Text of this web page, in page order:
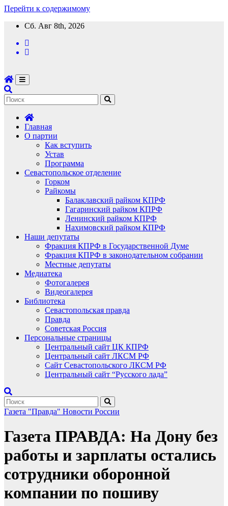
Перейти к содержимому
Сб. Авг 8th, 2026
Главная
О партии
Как вступить
Устав
Программа
Севастопольское отделение
Горком
Райкомы
Балаклавский райком КПРФ
Гагаринский райком КПРФ
Ленинский райком КПРФ
Нахимовский райком КПРФ
Наши депутаты
Фракция КПРФ в Государственной Думе
Фракция КПРФ в законодательном собрании
Местные депутаты
Медиатека
Фотогалерея
Видеогалерея
Библиотека
Севастопольская правда
Правда
Советская Россия
Персональные страницы
Центральный сайт ЦК КПРФ
Центральный сайт ЛКСМ РФ
Сайт Севастопольского ЛКСМ РФ
Центральный сайт “Русского лада”
Газета "Правда" Новости России
Газета ПРАВДА: На Дону без
работы и зарплаты остались
сотрудники оборонной
компании по пошиву